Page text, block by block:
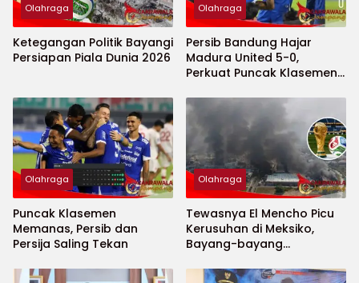
Olahraga
Ketegangan Politik Bayangi
Persiapan Piala Dunia 2026
Olahraga
Persib Bandung Hajar
Madura United 5-0,
Perkuat Puncak Klasemen
Olahraga
Puncak Klasemen
Memanas, Persib dan
Persija Saling Tekan
Olahraga
Tewasnya El Mencho Picu
Kerusuhan di Meksiko,
Bayang-bayang
2026 Menguat